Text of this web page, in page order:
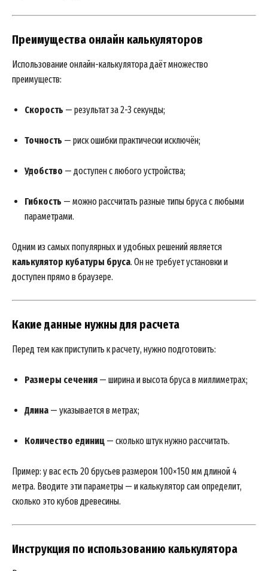
Преимущества онлайн калькуляторов
Использование онлайн-калькулятора даёт множество
преимуществ:
Скорость — результат за 2-3 секунды;
Точность — риск ошибки практически исключён;
Удобство — доступен с любого устройства;
Гибкость — можно рассчитать разные типы бруса с любыми
параметрами.
Одним из самых популярных и удобных решений является
калькулятор кубатуры бруса. Он не требует установки и
доступен прямо в браузере.
Какие данные нужны для расчета
Перед тем как приступить к расчету, нужно подготовить:
Размеры сечения — ширина и высота бруса в миллиметрах;
Длина — указывается в метрах;
Количество единиц — сколько штук нужно рассчитать.
Пример: у вас есть 20 брусьев размером 100×150 мм длиной 4
метра. Вводите эти параметры — и калькулятор сам определит,
сколько это кубов древесины.
Инструкция по использованию калькулятора